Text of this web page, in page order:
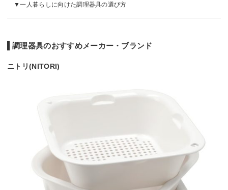
一人暮らしに向けた調理器具の選び方
調理器具のおすすめメーカー・ブランド
ニトリ(NITORI)